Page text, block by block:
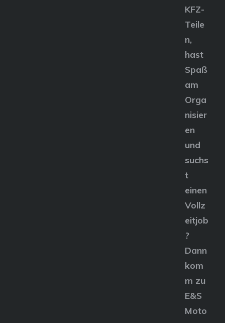
KFZ-
Teile
n,
hast
Spaß
am
Orga
nisier
en
und
suchs
t
einen
Vollz
eitjob
?
Dann
kom
m zu
E&S
Moto